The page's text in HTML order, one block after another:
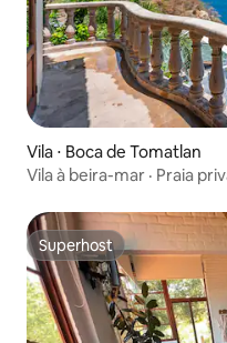
Vila ⋅ Boca de Tomatlan
Vila à beira-mar · Praia
Superhost
Superhost